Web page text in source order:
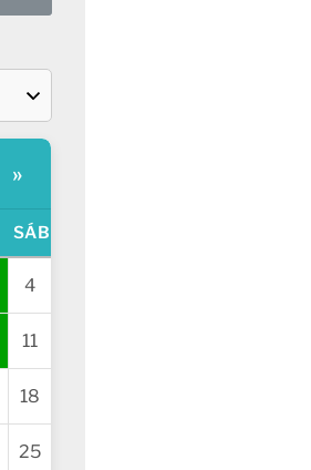
»
SÁB
4
11
18
25